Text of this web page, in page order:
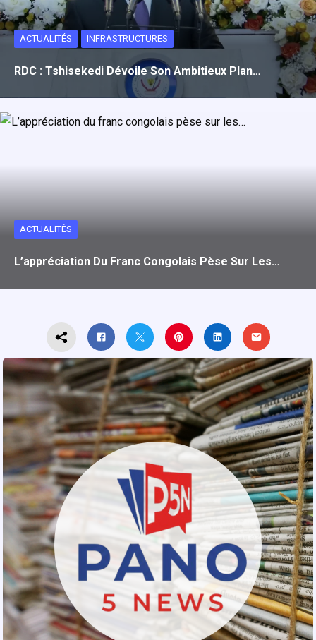
ACTUALITÉS INFRASTRUCTURES
RDC : Tshisekedi Dévoile Son Ambitieux Plan…
ACTUALITÉS
L’appréciation Du Franc Congolais Pèse Sur Les…